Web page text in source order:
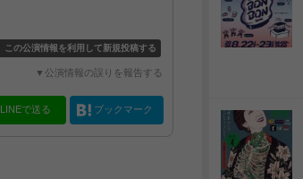
この公演情報を利用して新規投稿する
▼公演情報の誤りを報告する
LINEで送る ブックマーク